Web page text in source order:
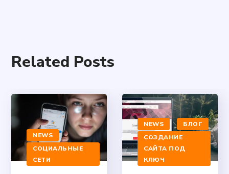
Related Posts
NEWS
СОЦИАЛЬНЫЕ
СЕТИ
NEWS
БЛОГ
СОЗДАНИЕ
САЙТА ПОД
КЛЮЧ